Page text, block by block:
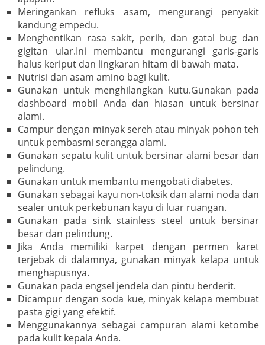
Meringankan refluks asam, mengurangi penyakit
kandung empedu.
Menghentikan rasa sakit, perih, dan gatal bug dan
gigitan ular.Ini membantu mengurangi garis-garis
halus keriput dan lingkaran hitam di bawah mata.
Nutrisi dan asam amino bagi kulit.
Gunakan untuk menghilangkan kutu.Gunakan pada
dashboard mobil Anda dan hiasan untuk bersinar
alami.
Campur dengan minyak sereh atau minyak pohon teh
untuk pembasmi serangga alami.
Gunakan sepatu kulit untuk bersinar alami besar dan
pelindung.
Gunakan untuk membantu mengobati diabetes.
Gunakan sebagai kayu non-toksik dan alami noda dan
sealer untuk perkebunan kayu di luar ruangan.
Gunakan pada sink stainless steel untuk bersinar
besar dan pelindung.
Jika Anda memiliki karpet dengan permen karet
terjebak di dalamnya, gunakan minyak kelapa untuk
menghapusnya.
Gunakan pada engsel jendela dan pintu berderit.
Dicampur dengan soda kue, minyak kelapa membuat
pasta gigi yang efektif.
Menggunakannya sebagai campuran alami ketombe
pada kulit kepala Anda.